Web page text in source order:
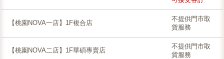
【桃園NOVA一店】1F複合店
不提供門市取
貨服務
【桃園NOVA二店】1F華碩專賣店
不提供門市取
貨服務